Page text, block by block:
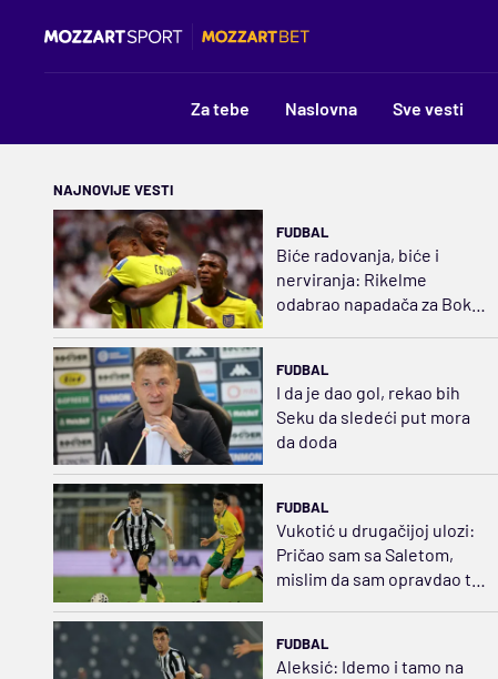
Za tebe Naslovna Sve vesti
NAJNOVIJE VESTI
FUDBAL
Biće radovanja, biće i
nerviranja: Rikelme
odabrao napadača za Boku
FUDBAL
I da je dao gol, rekao bih
Seku da sledeći put mora
da doda
FUDBAL
Vukotić u drugačijoj ulozi:
Pričao sam sa Saletom,
mislim da sam opravdao tu
FUDBAL
Aleksić: Idemo i tamo na